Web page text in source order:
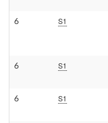
6 S1
6 S1
6 S1